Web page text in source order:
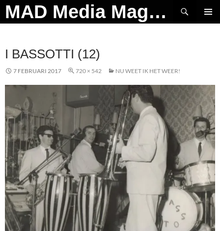
Ga
naar
MAD Media Magazine
Zoeken
I BASSOTTI (12)
7 FEBRUARI 2017 720 × 542 NU WEET IK HET WEER!